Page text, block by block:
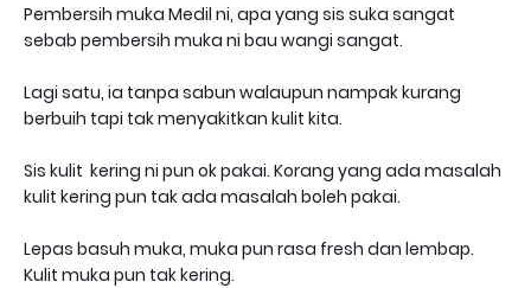
Pembersih muka Medil ni, apa yang sis suka sangat
sebab pembersih muka ni bau wangi sangat.
Lagi satu, ia tanpa sabun walaupun nampak kurang
berbuih tapi tak menyakitkan kulit kita.
Sis kulit kering ni pun ok pakai. Korang yang ada masalah
kulit kering pun tak ada masalah boleh pakai.
Lepas basuh muka, muka pun rasa fresh dan lembap.
Kulit muka pun tak kering.